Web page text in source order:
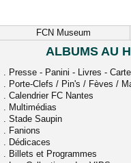
FCN Museum
ALBUMS AU
. Presse - Panini - Livres -
. Porte-Clefs / Pin's / Fèves /
. Calendrier FC Nantes
. Multimédias
. Stade Saupin
. Fanions
. Dédicaces
. Billets et Programmes